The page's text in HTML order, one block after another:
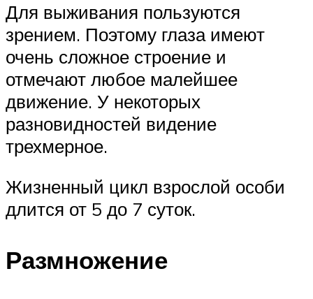
Для выживания пользуются
зрением. Поэтому глаза имеют
очень сложное строение и
отмечают любое малейшее
движение. У некоторых
разновидностей видение
трехмерное.
Жизненный цикл взрослой особи
длится от 5 до 7 суток.
Размножение